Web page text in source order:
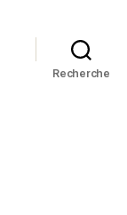
Recherche